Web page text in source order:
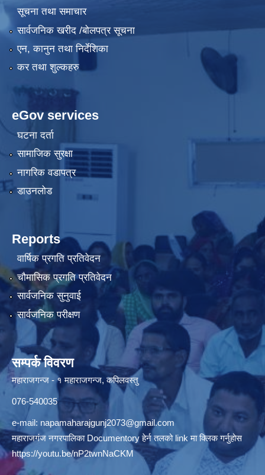
सूचना तथा समाचार
सार्वजनिक खरीद /बोलपत्र सूचना
एन, कानुन तथा निर्देशिका
कर तथा शुल्कहरु
eGov services
घटना दर्ता
सामाजिक सुरक्षा
नागरिक वडापत्र
डाउनलोड
Reports
वार्षिक प्रगति प्रतिवेदन
चौमासिक प्रगति प्रतिवेदन
सार्वजनिक सुनुवाई
सार्वजनिक परीक्षण
सम्पर्क विवरण
महाराजगन्ज - १ महाराजगन्ज, कपिलवस्तु
076-540035
e-mail: napamaharajgunj2073@gmail.com
महाराजगंज नगरपालिका Documentory हेर्न तलको link मा क्लिक गर्नुहोस
https://youtu.be/nP2twnNaCKM